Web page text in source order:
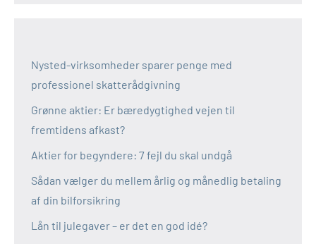
Nysted-virksomheder sparer penge med
professionel skatterådgivning
Grønne aktier: Er bæredygtighed vejen til
fremtidens afkast?
Aktier for begyndere: 7 fejl du skal undgå
Sådan vælger du mellem årlig og månedlig betaling
af din bilforsikring
Lån til julegaver – er det en god idé?